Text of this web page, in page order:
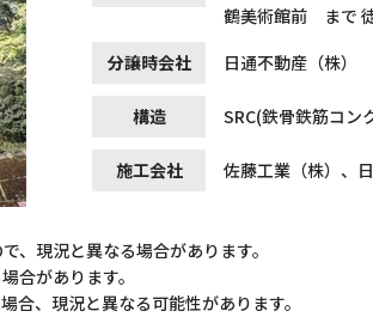
鶴美術館前 まで
分譲時会社
日通不動産（株）
構造 SRC(鉄骨鉄筋コン
施工会社 佐藤工業（株）、
現況と異なる場合があります。
合があります。
、現況と異なる可能性があります。